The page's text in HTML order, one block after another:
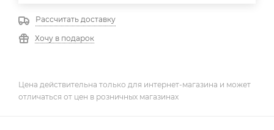
Рассчитать доставку
Хочу в подарок
Цена действительна только для интернет-магазина и может
отличаться от цен в розничных магазинах